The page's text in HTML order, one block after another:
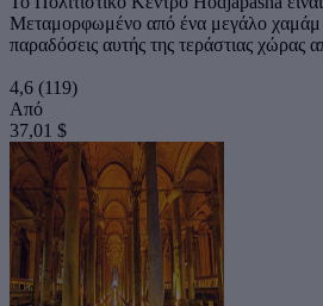
Μεταμορφωμένο από ένα μεγάλο χαμάμ
παραδόσεις αυτής της τεράστιας χώρας
4,6 (119)
Από
37,01 $